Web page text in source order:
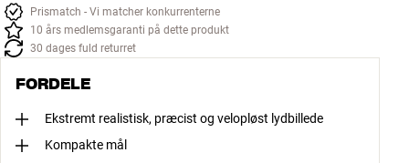
Prismatch - Vi matcher konkurrenterne
10 års medlemsgaranti på dette produkt
30 dages fuld returret
FORDELE
Ekstremt realistisk, præcist og velopløst lydbillede
Kompakte mål